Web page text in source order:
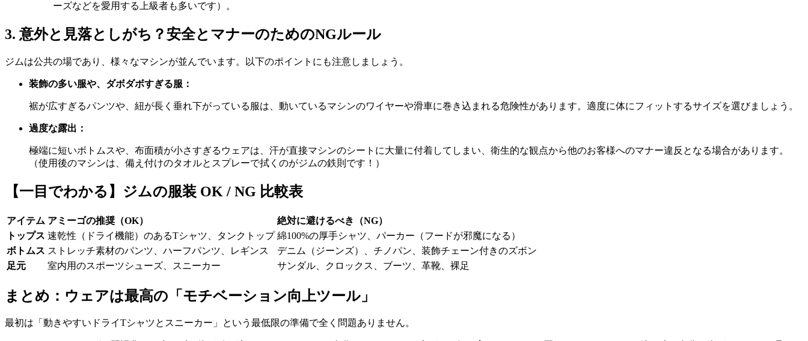
ーズなどを愛用する上級者も多いです）。
3. 意外と見落としがち？安全とマナーのためのNGルール
ジムは公共の場であり、様々なマシンが並んでいます。以下のポイントにも注意しましょう。
装飾の多い服や、ダボダボすぎる服：
裾が広すぎるパンツや、紐が長く垂れ下がっている服は、動いているマシンのワイヤーや滑車に巻き込まれる危険性があります。適度に体にフィットするサイズを選びましょう。
過度な露出：
極端に短いボトムスや、布面積が小さすぎるウェアは、汗が直接マシンのシートに大量に付着してしまい、衛生的な観点から他のお客様へのマナー違反となる場合があります。
（使用後のマシンは、備え付けのタオルとスプレーで拭くのがジムの鉄則です！）
【一目でわかる】ジムの服装 OK / NG 比較表
アイテム アミーゴの推奨（OK）
絶対に避けるべき（NG）
トップス 速乾性（ドライ機能）のあるTシャツ、タンクトップ 綿100%の厚手シャツ、パーカー（フードが邪魔になる）
ボトムス ストレッチ素材のパンツ、ハーフパンツ、レギンス
デニム（ジーンズ）、チノパン、装飾チェーン付きのズボン
足元
室内用のスポーツシューズ、スニーカー サンダル、クロックス、ブーツ、革靴、裸足
まとめ：ウェアは最高の「モチベーション向上ツール」
最初は「動きやすいドライTシャツとスニーカー」という最低限の準備で全く問題ありません。